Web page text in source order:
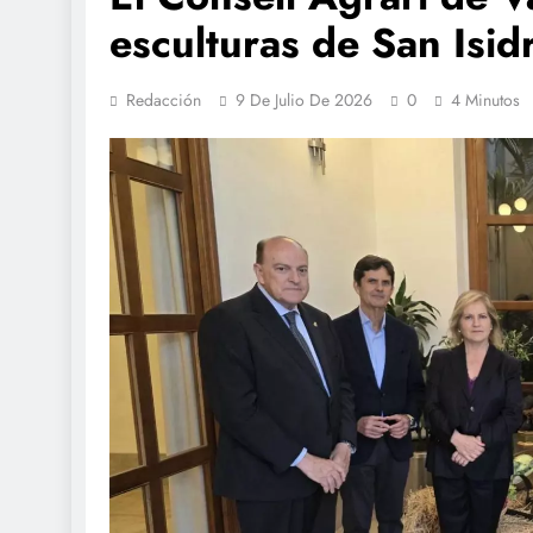
esculturas de San
Redacción 9 De Julio De 2026 0 4 Minutos